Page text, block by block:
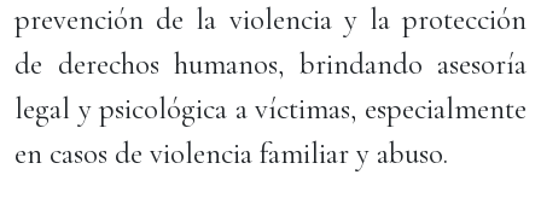
prevención de la violencia y la protección
de derechos humanos, brindando asesoría
legal y psicológica a víctimas, especialmente
en casos de violencia familiar y abuso.